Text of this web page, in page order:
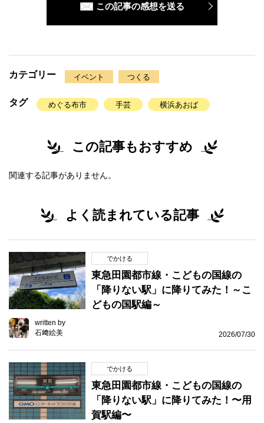
この記事の感想を送る
カテゴリー イベント つくる
タグ めぐる布市 手芸 横浜あおば
この記事もおすすめ
関連する記事がありません。
よく読まれている記事
でかける
東急田園都市線・こどもの国線の
「降りない駅」に降りてみた！～こ
どもの国駅編～
written by
石﨑絵美
2026/07/30
でかける
東急田園都市線・こどもの国線の
「降りない駅」に降りてみた！〜用
賀駅編〜